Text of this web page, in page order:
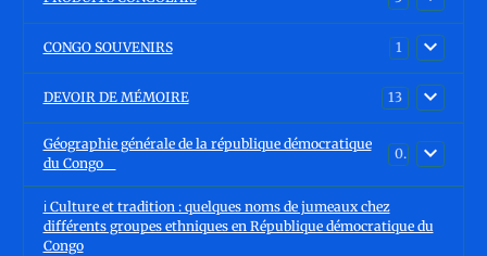
CONGO SOUVENIRS 1
DEVOIR DE MÉMOIRE 13
Géographie générale de la république démocratique
du Congo
0
ℹ️ Culture et tradition : quelques noms de jumeaux chez
différents groupes ethniques en République démocratique du
Congo